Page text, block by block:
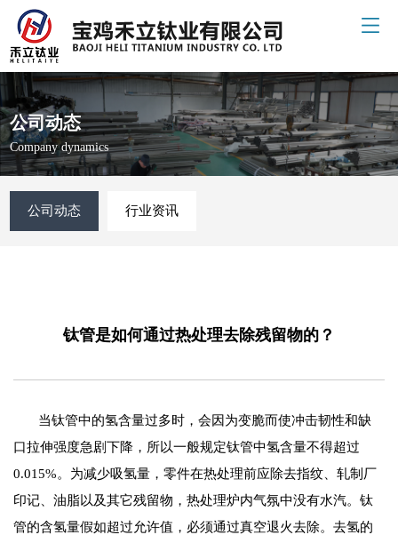
公司动态
Company dynamics
公司动态 行业资讯
钛管是如何通过热处理去除残留物的？
当钛管中的氢含量过多时，会因为变脆而使冲击韧性和缺
口拉伸强度急剧下降，所以一般规定钛管中氢含量不得超过
0.015%。为减少吸氢量，零件在热处理前应除去指纹、轧制厂
印记、油脂以及其它残留物，热处理炉内气氛中没有水汽。钛
管的含氢量假如超过允许值，必须通过真空退火去除。去氢的